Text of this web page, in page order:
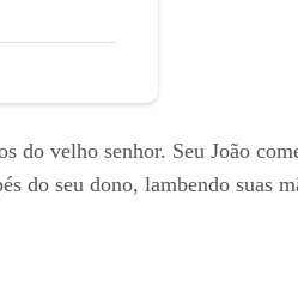
do velho senhor. Seu João
do seu dono, lambendo suas